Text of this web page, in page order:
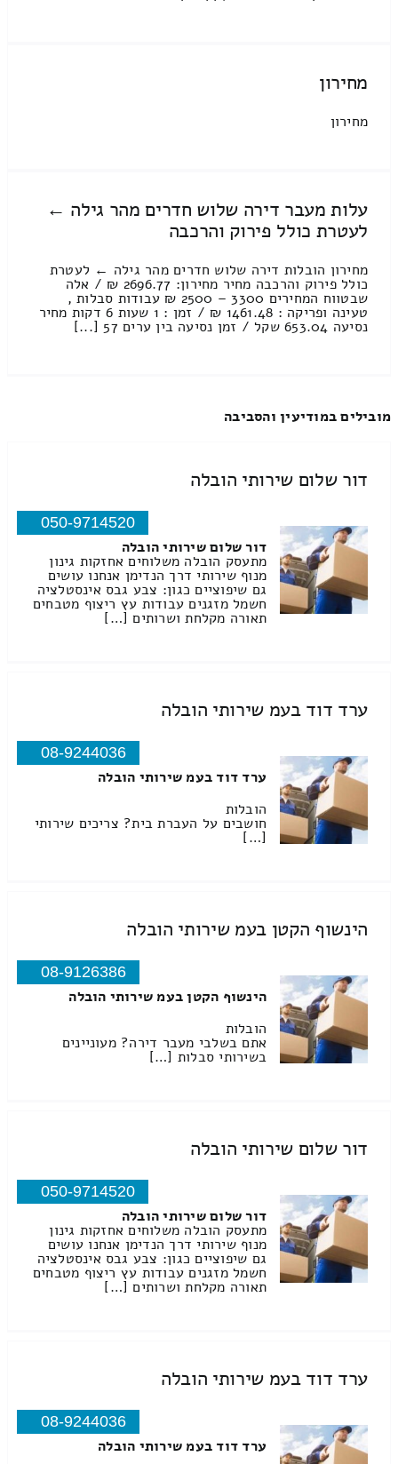
מחירון
מחירון
עלות מעבר דירה שלוש חדרים מהר גילה ←
לעטרת כולל פירוק והרכבה
מחירון הובלות דירה שלוש חדרים מהר גילה ← לעטרת
כולל פירוק והרכבה מחיר מחירון: 2696.77 ₪ / אלה
שבטווח המחירים 3300 – 2500 ₪ עבודות סבלות ,
טעינה ופריקה : 1461.48 ₪ / זמן : 1 שעות 6 דקות מחיר
נסיעה 653.04 שקל / זמן נסיעה בין ערים 57 [...]
מובילים במודיעין והסביבה
דור שלום שירותי הובלה
050-9714520
דור שלום שירותי הובלה
מתעסק הובלה משלוחים אחזקות גינון
מנוף שירותי דרך הנדימן אנחנו עושים
גם שיפוציים כגון: צבע גבס אינסטלציה
חשמל מזגנים עבודות עץ ריצוף מטבחים
תאורה מקלחת ושרותים […]
ערד דוד בעמ שירותי הובלה
08-9244036
ערד דוד בעמ שירותי הובלה
הובלות
חושבים על העברת בית? צריכים שירותי
[…]
הינשוף הקטן בעמ שירותי הובלה
08-9126386
הינשוף הקטן בעמ שירותי הובלה
הובלות
אתם בשלבי מעבר דירה? מעוניינים
בשירותי סבלות […]
דור שלום שירותי הובלה
050-9714520
דור שלום שירותי הובלה
מתעסק הובלה משלוחים אחזקות גינון
מנוף שירותי דרך הנדימן אנחנו עושים
גם שיפוציים כגון: צבע גבס אינסטלציה
חשמל מזגנים עבודות עץ ריצוף מטבחים
תאורה מקלחת ושרותים […]
ערד דוד בעמ שירותי הובלה
08-9244036
ערד דוד בעמ שירותי הובלה